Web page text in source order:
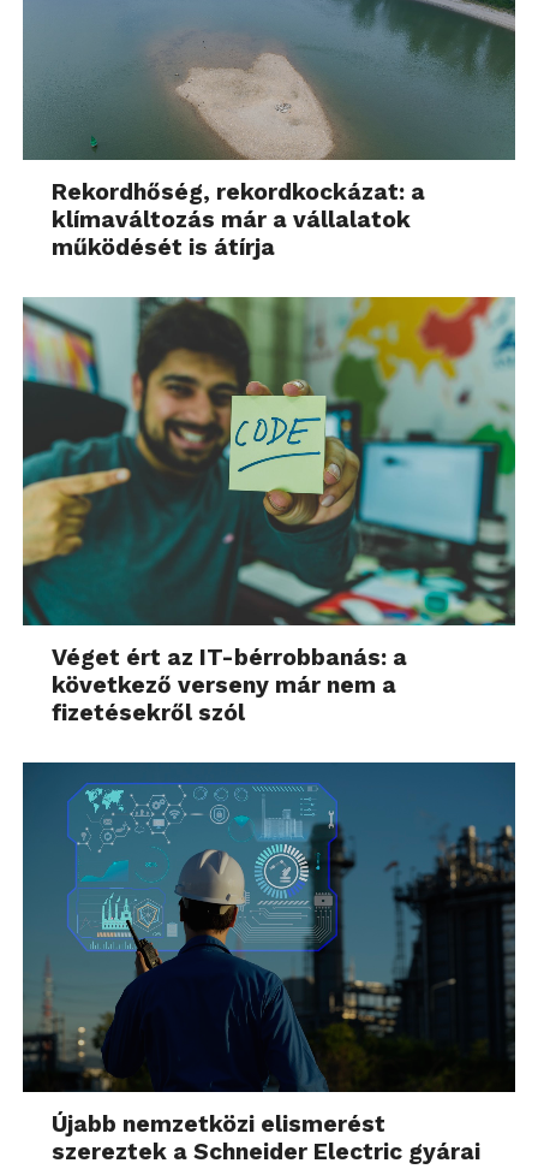
Rekordhőség, rekordkockázat: a
klímaváltozás már a vállalatok
működését is átírja
Véget ért az IT-bérrobbanás: a
következő verseny már nem a
fizetésekről szól
Újabb nemzetközi elismerést
szereztek a Schneider Electric gyárai